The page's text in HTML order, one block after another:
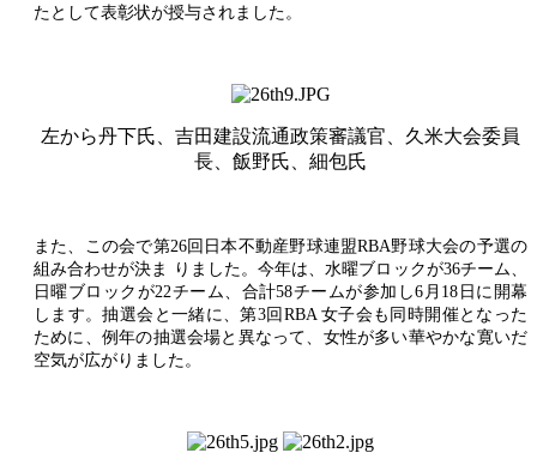
たとして表彰状が授与されました。
左から丹下氏、吉田建設流通政策審議官、久米大会委員
長、飯野氏、細包氏
また、この会で第26回日本不動産野球連盟RBA野球大会の予選の
組み合わせが決ま りました。今年は、水曜ブロックが36チーム、
日曜ブロックが22チーム、合計58チームが参加し6月18日に開幕
します。抽選会と一緒に、第3回RBA 女子会も同時開催となった
ために、例年の抽選会場と異なって、女性が多い華やかな寛いだ
空気が広がりました。